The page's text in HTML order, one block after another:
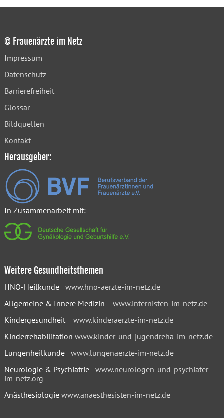
© Frauenärzte im Netz
Impressum
Datenschutz
Barrierefreiheit
Glossar
Bildquellen
Kontakt
Herausgeber:
In Zusammenarbeit mit:
Weitere Gesundheitsthemen
HNO-Heilkunde www.hno-aerzte-im-netz.de
Allgemeine & Innere Medizin www.internisten-im-netz.de
Kindergesundheit www.kinderaerzte-im-netz.de
Kinderrehabilitation www.kinder-und-jugendreha-im-netz.de
Lungenheilkunde www.lungenaerzte-im-netz.de
Neurologie & Psychiatrie www.neurologen-und-psychiater-
im-netz.org
Anästhesiologie www.anaesthesisten-im-netz.de